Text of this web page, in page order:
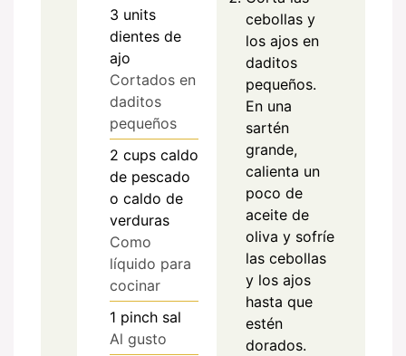
3 units
dientes de
ajo
Cortados en
daditos
pequeños
2 cups caldo
de pescado
o caldo de
verduras
Como
líquido para
cocinar
1 pinch sal
Al gusto
cebollas y
los ajos en
daditos
pequeños.
En una
sartén
grande,
calienta un
poco de
aceite de
oliva y sofríe
las cebollas
y los ajos
hasta que
estén
dorados.